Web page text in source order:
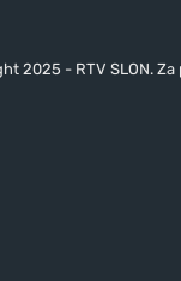
2025 - RTV SLON.